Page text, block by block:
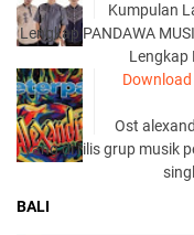
Kumpulan
Lengkap PANDAWA
Ost
yang di rilis grup musik
BALI